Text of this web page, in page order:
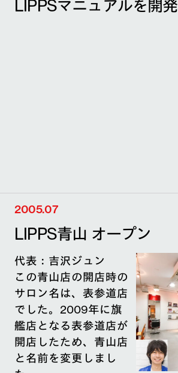
LIPPSマニュアルを開発
2005.07
LIPPS青山 オープン
代表：吉沢ジュン
この青山店の開店時の
サロン名は、表参道店
でした。2009年に旗
艦店となる表参道店が
開店したため、青山店
と名前を変更しまし